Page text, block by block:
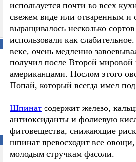
используется почти во всех
свежем виде или отваренным
выращивалось несколько
использовали как
веке, очень медленно
получил после Второй
американцами. Послом этого
Попай, который всегда имел
Шпинат содержит железо,
антиоксиданты и фолиевую
фитовещества, снижающие
шпинат превосходит все
молодым стручкам фасоли.